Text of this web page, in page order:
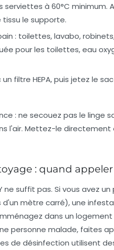
serviettes à 60°C minimum.
le supporte.
: toilettes, lavabo,
pour les toilettes, eau
filtre HEPA, puis jetez le
: ne secouez pas le linge
l'air. Mettez-le directement
: quand
ne suffit pas. Si vous avez
d'un mètre carré), une
dans un
personne malade, faites
de désinfection utilisent